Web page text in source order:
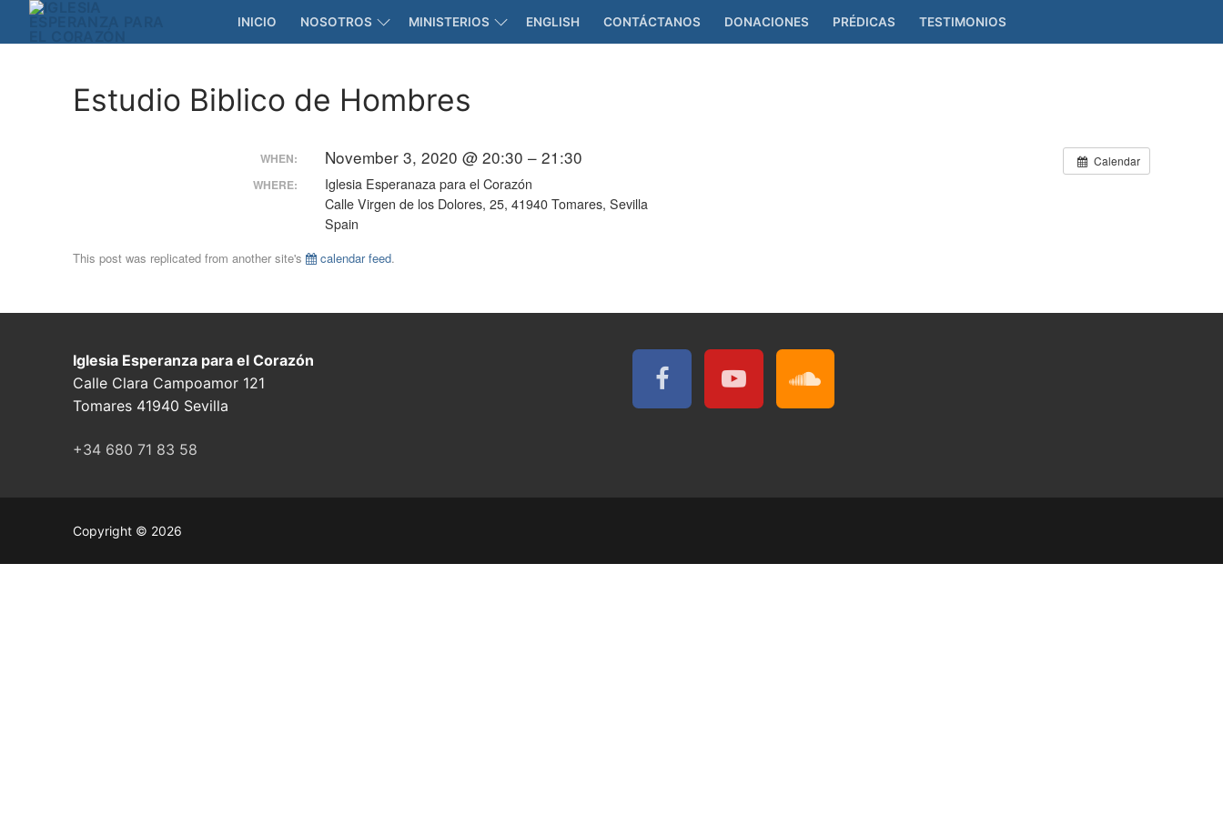
INICIO NOSOTROS MINISTERIOS ENGLISH CONTÁCTANOS DONACIONES PRÉDICAS TESTIMONIOS
Estudio Biblico de Hombres
Calendar
WHEN: November 3, 2020 @ 20:30 – 21:30
WHERE:
Iglesia Esperanaza para el Corazón
Calle Virgen de los Dolores, 25, 41940 Tomares, Sevilla
Spain
This post was replicated from another site's calendar feed.
Iglesia Esperanza para el Corazón
Calle Clara Campoamor 121
Tomares 41940 Sevilla
+34 680 71 83 58
Copyright © 2026